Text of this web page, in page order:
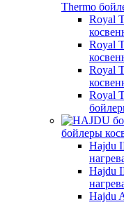
Thermo
Royal
Royal
Royal
Royal
бойлеры
Hajdu
Hajdu
Hajdu